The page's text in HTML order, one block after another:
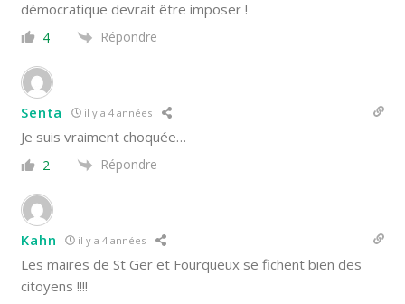
démocratique devrait être imposer !
4 Répondre
Senta il y a 4 années
Je suis vraiment choquée…
2 Répondre
Kahn il y a 4 années
Les maires de St Ger et Fourqueux se fichent bien des
citoyens !!!!